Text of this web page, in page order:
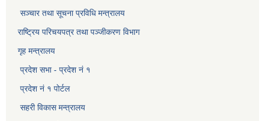
सञ्‍चार तथा सूचना प्रविधि मन्त्रालय
राष्ट्रिय परिचयपत्र तथा पञ्जीकरण विभाग​
गृह मन्त्रालय
प्रदेश सभा - प्रदेश नं १
प्रदेश नं १ पोर्टल
सहरी विकास मन्त्रालय